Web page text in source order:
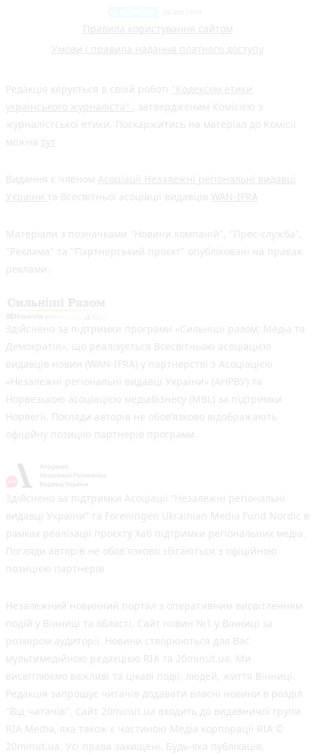
Правила користування сайтом
Умови і правила надання платного доступу
Редакція керується в своїй роботі "Кодексом етики
українського журналіста" , затвердженим Комісією з
журналістської етики. Поскаржитись на матеріал до Комісії
можна тут
Видання є членом Асоціації Незалежні регіональні видавці
України та Всесвітньої асоціації видавців WAN-IFRA
Матеріали з позначками "Новини компаній", "Прес-служба",
"Реклама" та "Партнерський проєкт" опубліковані на правах
реклами.
Здійснено за підтримки програми «Сильніші разом: Медіа та
Демократія», що реалізується Всесвітньою асоціацією
видавців новин (WAN-IFRA) у партнерстві з Асоціацією
«Незалежні регіональні видавці України» (АНРВУ) та
Норвезькою асоціацією медіабізнесу (MBL) за підтримки
Норвегії. Погляди авторів не обов’язково відображають
офіційну позицію партнерів програми.
Здійснено за підтримки Асоціації “Незалежні регіональні
видавці України” та Foreningen Ukrainian Media Fund Nordic в
рамках реалізації проєкту Хаб підтримки регіональних медіа.
Погляди авторів не обов'язково збігаються з офіційною
позицією партнерів
Незалежний новинний портал з оперативним висвітленням
подій у Вінниці та області. Сайт новин №1 у Вінниці за
розміром аудиторії. Новини створюються для Вас
мультимедійною редакцією RIA та 20minut.ua. Ми
висвітлюємо важливі та цікаві події, людей, життя Вінниці.
Редакція запрошує читачів додавати власні новини в розділ
"Від читачів". Сайт 20minut.ua входить до видавничої групи
RIA Media, яка також є частиною Медіа корпорації RIA ©
20minut.ua. Усі права захищені. Будь-яка публiкацiя,